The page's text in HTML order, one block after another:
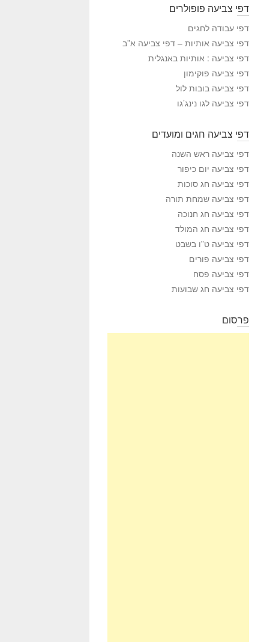
י
ה
צ
י
ע
ה
דפי צביעה פופולרים
דפי עבודה לחגים
דפי צביעה אותיות – דפי צביעה א”ב
דפי צביעה : אותיות באנגלית
דפי צביעה פוקימון
דפי צביעה בובות לול
דפי צביעה לגו נינג’גו
דפי צביעה חגים ומועדים
דפי צביעה ראש השנה
דפי צביעה יום כיפור
דפי צביעה חג סוכות
דפי צביעה שמחת תורה
דפי צביעה חג חנוכה
דפי צביעה חג המולד
דפי צביעה ט”ו בשבט
דפי צביעה פורים
דפי צביעה פסח
דפי צביעה חג שבועות
פרסום